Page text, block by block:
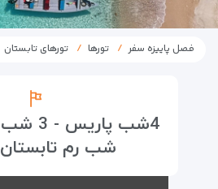
فصل پاییزه سفر تورها تورهای تابستان
شب رم تابستان 1404